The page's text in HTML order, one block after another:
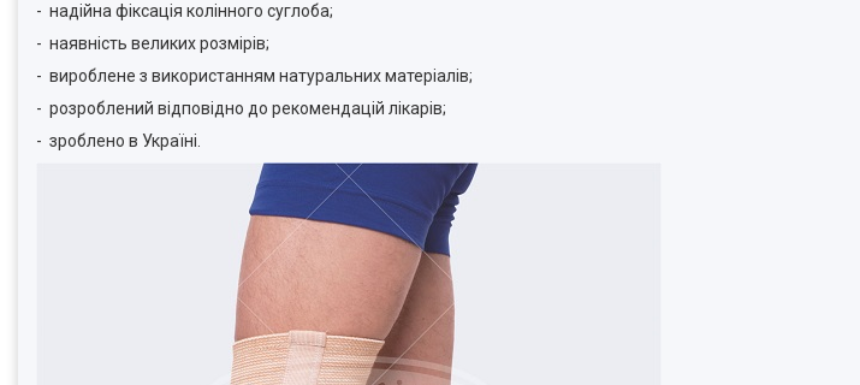
- надійна фіксація колінного суглоба;
- наявність великих розмірів;
- вироблене з використанням натуральних матеріалів;
- розроблений відповідно до рекомендацій лікарів;
- зроблено в Україні.